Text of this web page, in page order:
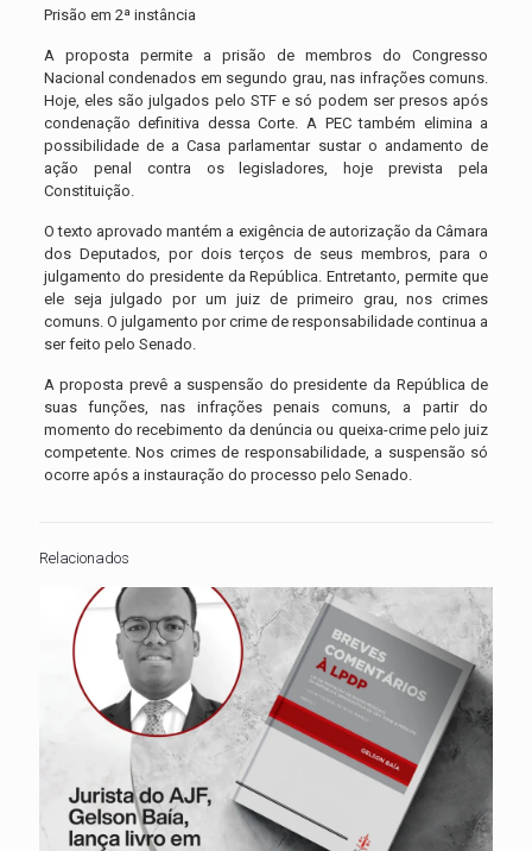
Prisão em 2ª instância
A proposta permite a prisão de membros do Congresso
Nacional condenados em segundo grau, nas infrações comuns.
Hoje, eles são julgados pelo STF e só podem ser presos após
condenação definitiva dessa Corte. A PEC também elimina a
possibilidade de a Casa parlamentar sustar o andamento de
ação penal contra os legisladores, hoje prevista pela
Constituição.
O texto aprovado mantém a exigência de autorização da Câmara
dos Deputados, por dois terços de seus membros, para o
julgamento do presidente da República. Entretanto, permite que
ele seja julgado por um juiz de primeiro grau, nos crimes
comuns. O julgamento por crime de responsabilidade continua a
ser feito pelo Senado.
A proposta prevê a suspensão do presidente da República de
suas funções, nas infrações penais comuns, a partir do
momento do recebimento da denúncia ou queixa-crime pelo juiz
competente. Nos crimes de responsabilidade, a suspensão só
ocorre após a instauração do processo pelo Senado.
Relacionados